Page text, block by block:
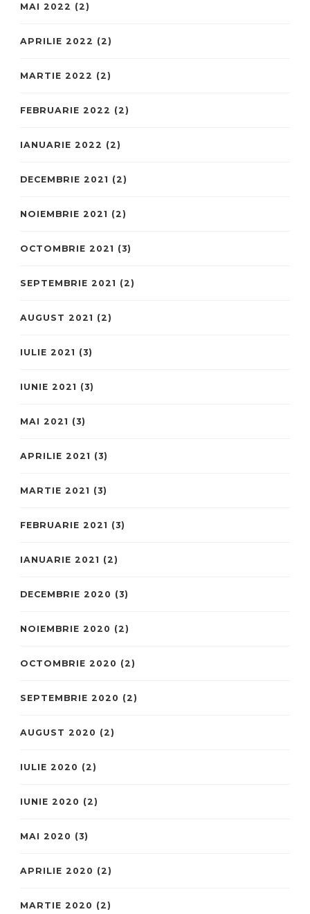
MAI 2022 (2)
APRILIE 2022 (2)
MARTIE 2022 (2)
FEBRUARIE 2022 (2)
IANUARIE 2022 (2)
DECEMBRIE 2021 (2)
NOIEMBRIE 2021 (2)
OCTOMBRIE 2021 (3)
SEPTEMBRIE 2021 (2)
AUGUST 2021 (2)
IULIE 2021 (3)
IUNIE 2021 (3)
MAI 2021 (3)
APRILIE 2021 (3)
MARTIE 2021 (3)
FEBRUARIE 2021 (3)
IANUARIE 2021 (2)
DECEMBRIE 2020 (3)
NOIEMBRIE 2020 (2)
OCTOMBRIE 2020 (2)
SEPTEMBRIE 2020 (2)
AUGUST 2020 (2)
IULIE 2020 (2)
IUNIE 2020 (2)
MAI 2020 (3)
APRILIE 2020 (2)
MARTIE 2020 (2)